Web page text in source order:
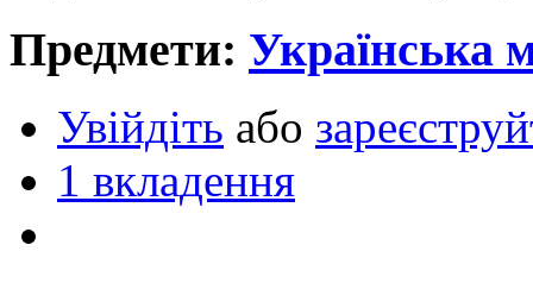
Предмети: Українська
Увійдіть або
1 вкладення